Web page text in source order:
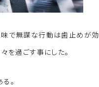
味で無謀な行動は歯止めが効
を過ごす事にした。
。